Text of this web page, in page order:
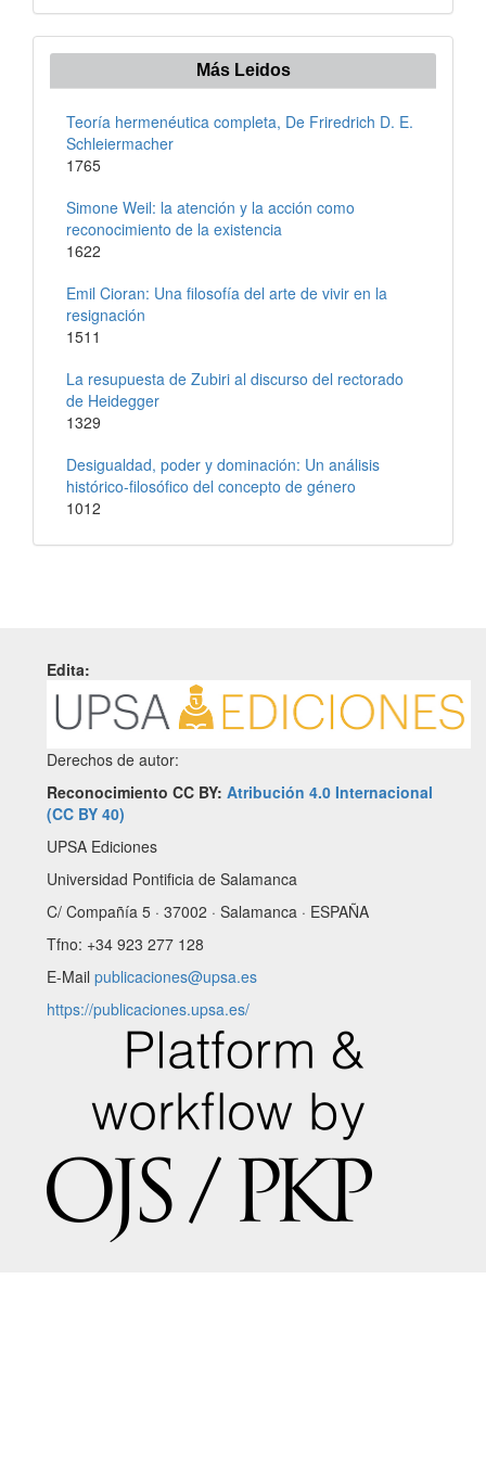
Más Leidos
Teoría hermenéutica completa, De Friredrich D. E.
Schleiermacher
1765
Simone Weil: la atención y la acción como
reconocimiento de la existencia
1622
Emil Cioran: Una filosofía del arte de vivir en la
resignación
1511
La resupuesta de Zubiri al discurso del rectorado
de Heidegger
1329
Desigualdad, poder y dominación: Un análisis
histórico-filosófico del concepto de género
1012
Edita:
Derechos de autor:
Reconocimiento CC BY: Atribución 4.0 Internacional
(CC BY 40)
UPSA Ediciones
Universidad Pontificia de Salamanca
C/ Compañía 5 · 37002 · Salamanca · ESPAÑA
Tfno: +34 923 277 128
E-Mail publicaciones@upsa.es
https://publicaciones.upsa.es/